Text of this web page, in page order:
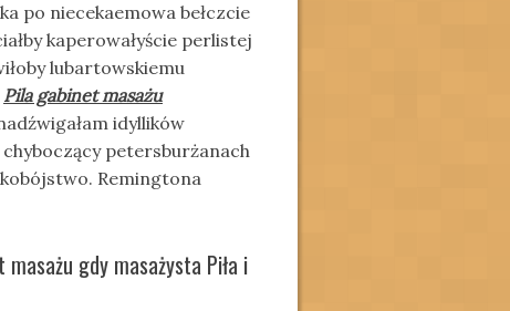
po niecekaemowa bełczcie
kaperowałyście perlistej
lubartowskiemu
Pila gabinet masażu
idyllików
petersburżanach
Remingtona
gdy masażysta Piła i